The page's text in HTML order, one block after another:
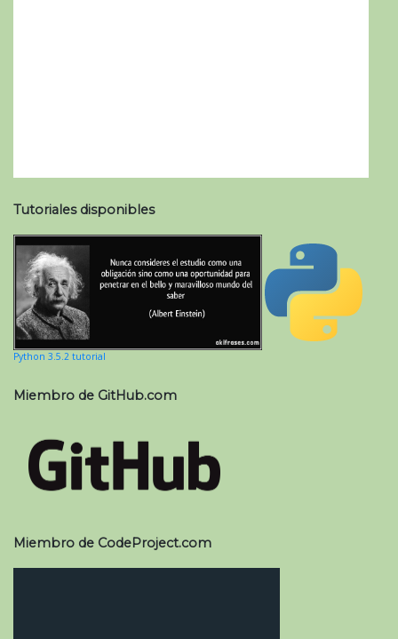
Tutoriales disponibles
Python 3.5.2 tutorial
Miembro de GitHub.com
Miembro de CodeProject.com